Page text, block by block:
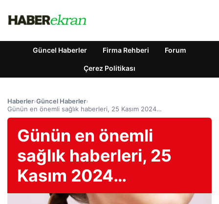
Güncel Haberler Firma Rehberi Forum
Çerez Politikası
Haberler›Güncel Haberler›
Günün en önemli sağlık haberleri, 25 Kasım 2024…
Günün en önemli
sağlık haberleri, 25
Kasım 2024…